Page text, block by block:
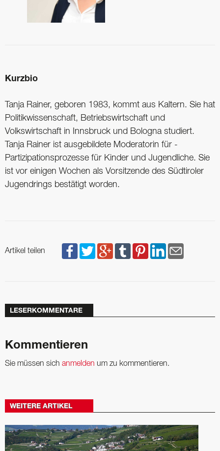
Kurzbio
Tanja Rainer, geboren 1983, kommt aus Kaltern. Sie hat
Politikwissenschaft, Betriebswirtschaft und
Volkswirtschaft in Innsbruck und Bologna studiert.
Tanja Rainer ist ausgebildete Moderatorin für ­
Partizipationsprozesse für Kinder und ­Jugendliche. Sie
ist vor einigen Wochen als Vorsitzende des ­Südtiroler
Jugendrings bestätigt worden.
Artikel teilen
LESERKOMMENTARE
Kommentieren
Sie müssen sich anmelden um zu kommentieren.
WEITERE ARTIKEL